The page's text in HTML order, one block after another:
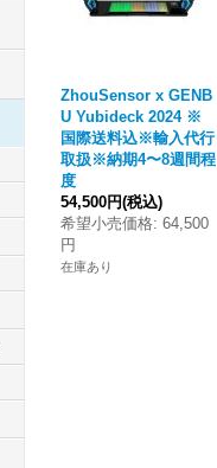
ZhouSensor x GENB
U Yubideck 2024 ※
国際送料込※輸入代行
取扱※納期4〜8週間程
度
54,500円(税込)
希望小売価格: 64,500
円
在庫あり